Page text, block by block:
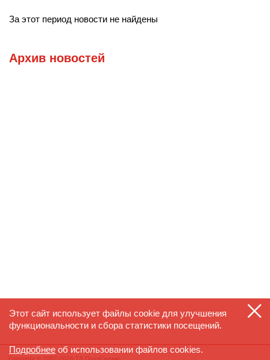
За этот период новости не найдены
Архив новостей
Этот сайт использует файлы cookie для улучшения
функциональности и сбора статистики посещений.
Подробнее об использовании файлов cookies.